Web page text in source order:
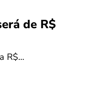
de R$
R$…